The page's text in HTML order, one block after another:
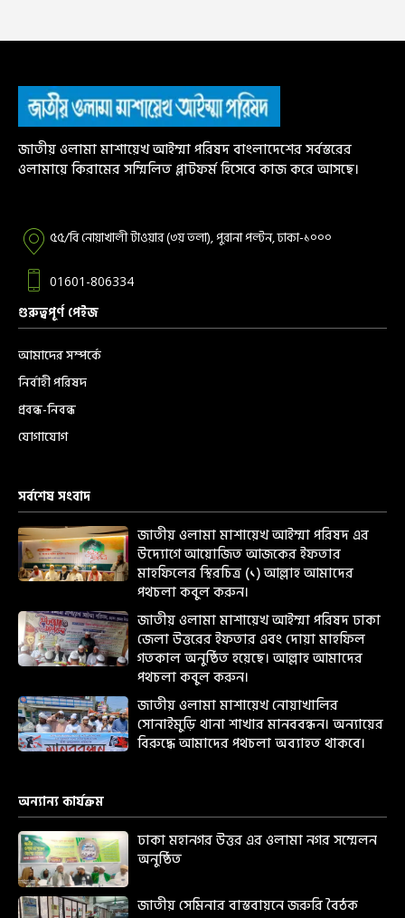
জাতীয় ওলামা মাশায়েখ আইম্মা পরিষদ বাংলাদেশের সর্বস্তরের
ওলামায়ে কিরামের সম্মিলিত প্লাটফর্ম হিসেবে কাজ করে আসছে।
৫৫/বি নোয়াখালী টাওয়ার (৩য় তলা), পুরানা পল্টন, ঢাকা-১০০০
01601-806334
গুরুত্বপূর্ণ পেইজ
আমাদের সম্পর্কে
নির্বাহী পরিষদ
প্রবন্ধ-নিবন্ধ
যোগাযোগ
সর্বশেষ সংবাদ
জাতীয় ওলামা মাশায়েখ আইম্মা পরিষদ এর
উদ্যোগে আয়োজিত আজকের ইফতার
মাহফিলের স্থিরচিত্র (১) আল্লাহ আমাদের
পথচলা কবুল করুন।
জাতীয় ওলামা মাশায়েখ আইম্মা পরিষদ ঢাকা
জেলা উত্তরের ইফতার এবং দোয়া মাহফিল
গতকাল অনুষ্ঠিত হয়েছে। আল্লাহ আমাদের
পথচলা কবুল করুন।
জাতীয় ওলামা মাশায়েখ নোয়াখালির
সোনাইমুড়ি থানা শাখার মানববন্ধন। অন্যায়ের
বিরুদ্ধে আমাদের পথচলা অব্যাহত থাকবে।
অন্যান্য কার্যক্রম
ঢাকা মহানগর উত্তর এর ওলামা নগর সম্মেলন
অনুষ্ঠিত
জাতীয় সেমিনার বাস্তবায়নে জরুরি বৈঠক